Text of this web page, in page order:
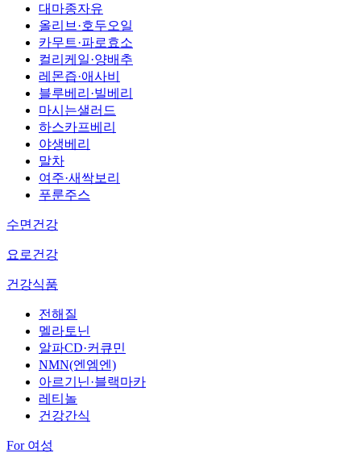
대마종자유
올리브·호두오일
카무트·파로효소
컬리케일·양배추
레몬즙·애사비
블루베리·빌베리
마시는샐러드
하스카프베리
야생베리
말차
여주·새싹보리
푸룬주스
수면건강
요로건강
건강식품
전해질
멜라토닌
알파CD·커큐민
NMN(엔엠엔)
아르기닌·블랙마카
레티놀
건강간식
For 여성